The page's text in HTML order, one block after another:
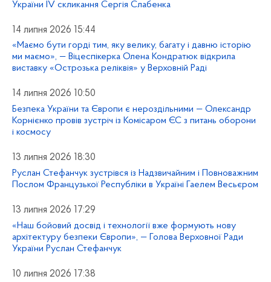
України IV скликання Сергія Слабенка
14 липня 2026 15:44
«Маємо бути горді тим, яку велику, багату і давню історію
ми маємо», — Віцеспікерка Олена Кондратюк відкрила
виставку «Острозька реліквія» у Верховній Раді
14 липня 2026 10:50
Безпека України та Європи є нероздільними — Олександр
Корнієнко провів зустріч із Комісаром ЄС з питань оборони
і космосу
13 липня 2026 18:30
Руслан Стефанчук зустрівся із Надзвичайним і Повноважним
Послом Французької Республіки в Україні Гаелем Весьєром
13 липня 2026 17:29
«Наш бойовий досвід і технології вже формують нову
архітектуру безпеки Європи», — Голова Верховної Ради
України Руслан Стефанчук
10 липня 2026 17:38